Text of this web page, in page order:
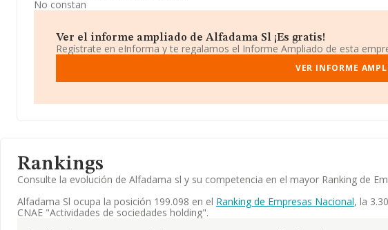
No constan
Ver el informe ampliado de Alfadama Sl ¡Es gratis!
Regístrate en eInforma y te regalamos el Informe Ampliado de esta
VER INFORME
Rankings
Consulte la evolución de Alfadama sl y su competencia en el mayor Ranking de
Alfadama Sl ocupa la posición 199.098 en el Ranking de Empresas Nacional, la
CNAE "Actividades de sociedades holding".